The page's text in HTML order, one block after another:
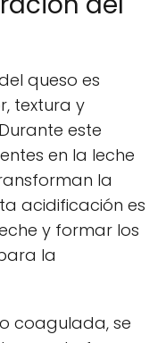
queso es
textura y
este
en la leche
la
acidificación es
y formar los
la
coagulada, se